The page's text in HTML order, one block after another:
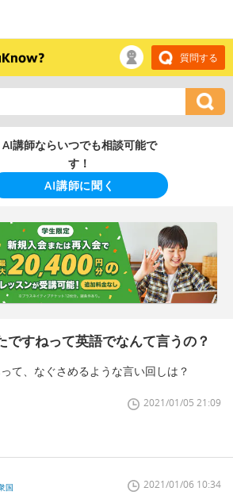
質問する
AI講師ならいつでも相談可能で
す！
AI講師に聞く
ですねって英語でなんて言うの？
て、なぐさめるような言い回しは？
2021/01/05 21:09
国 2021/01/06 10:34